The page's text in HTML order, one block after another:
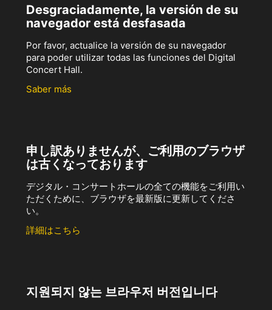
Desgraciadamente, la versión de su
navegador está desfasada
Por favor, actualice la versión de su navegador
para poder utilizar todas las funciones del Digital
Concert Hall.
Saber más
申し訳ありませんが、ご利用のブラウザ
は古くなっております
デジタル・コンサートホールの全ての機能をご利用い
ただくために、ブラウザを最新版に更新してくださ
い。
詳細はこちら
지원되지 않는 브라우저 버전입니다